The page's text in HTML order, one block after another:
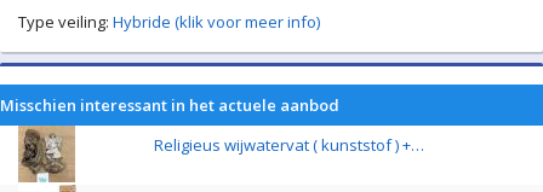
Type veiling: Hybride (klik voor meer info)
Misschien interessant in het actuele aanbod
Religieus wijwatervat ( kunststof ) +…